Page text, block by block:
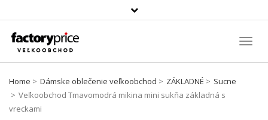
Szukaj
produktu
Home Dámske oblečenie veľkoobchod ZÁKLADNÉ
Sucne
Veľkoobchod Tmavomodrá mikina mini sukňa základná s
vreckami